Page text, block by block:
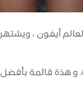
أيفون ، ويشتهر